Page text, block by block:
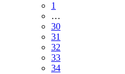
1
…
30
31
32
33
34